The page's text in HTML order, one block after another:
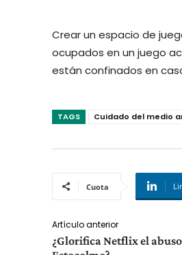
Crear un espacio de
ocupados en un juego
están confinados en
TAGS Cuidado del medio
Cuota
Artículo anterior
¿Glorifica Netflix el